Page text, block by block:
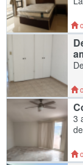
al
y
3